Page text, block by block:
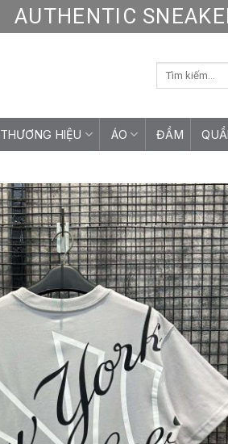
AUTHENTIC
Tìm
THƯƠNG HIỆU ÁO ĐẦM